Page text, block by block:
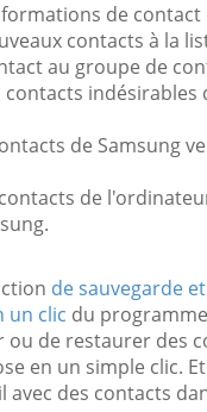
de contact
contacts à la
au groupe de
contacts indésirables
de Samsung
de
de sauvegarde
un clic du
ou de restaurer des
en un simple clic.
avec des contacts